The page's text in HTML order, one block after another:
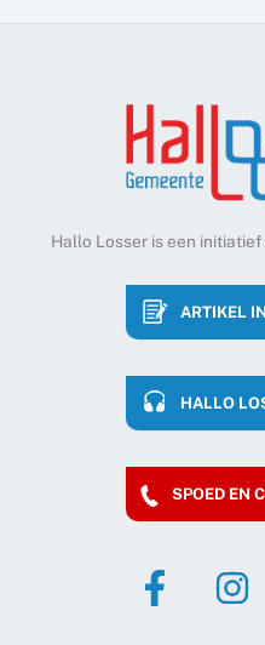
Hallo Losser is een
ARTIKEL
HALLO
SPOED EN